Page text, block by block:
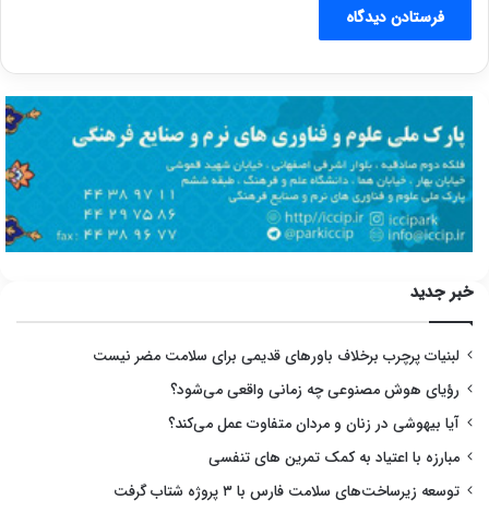
خبر جدید
لبنیات پرچرب برخلاف باورهای قدیمی برای سلامت مضر نیست
رؤیای هوش مصنوعی چه زمانی واقعی می‌شود؟
آیا بیهوشی در زنان و مردان متفاوت عمل می‌کند؟
مبارزه با اعتیاد به کمک تمرین های تنفسی
توسعه زیرساخت‌های سلامت فارس با ۳ پروژه شتاب گرفت